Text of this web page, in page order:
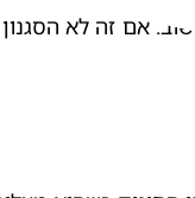
אם זה לא